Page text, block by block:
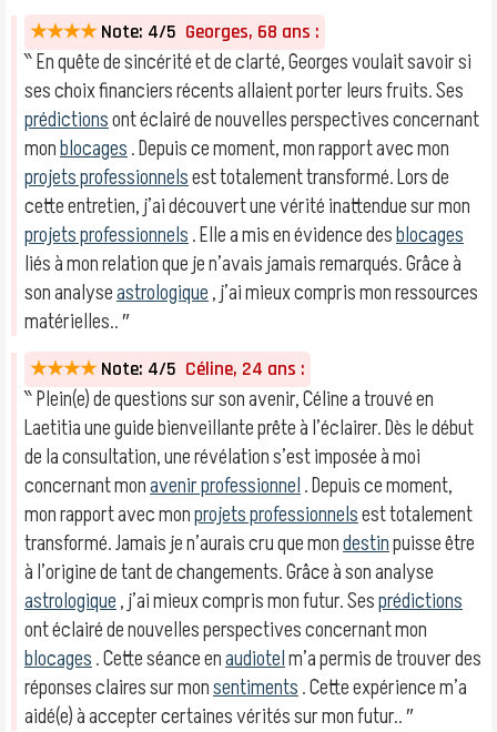
★★★★ Note: 4/5 Georges, 68 ans :
‶ En quête de sincérité et de clarté, Georges voulait savoir si
ses choix financiers récents allaient porter leurs fruits. Ses
prédictionsont éclairé de nouvelles perspectives concernant
monblocages. Depuis ce moment, mon rapport avec mon
projets professionnelsest totalement transformé. Lors de
cette entretien, j’ai découvert une vérité inattendue sur mon
projets professionnels. Elle a mis en évidence desblocages
liés à mon relation que je n’avais jamais remarqués. Grâce à
son analyseastrologique, j’ai mieux compris mon ressources
matérielles.. ″
★★★★ Note: 4/5 Céline, 24 ans :
‶ Plein(e) de questions sur son avenir, Céline a trouvé en
Laetitia une guide bienveillante prête à l’éclairer. Dès le début
de la consultation, une révélation s’est imposée à moi
concernant monavenir professionnel. Depuis ce moment,
mon rapport avec monprojets professionnelsest totalement
transformé. Jamais je n’aurais cru que mondestinpuisse être
à l’origine de tant de changements. Grâce à son analyse
astrologique, j’ai mieux compris mon futur. Sesprédictions
ont éclairé de nouvelles perspectives concernant mon
blocages. Cette séance enaudiotelm’a permis de trouver des
réponses claires sur monsentiments. Cette expérience m’a
aidé(e) à accepter certaines vérités sur mon futur.. ″